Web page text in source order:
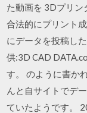
た動画を 3Dプリン
合法的にプリント
にデータを投稿し
供:3D CAD
す。 のように書か
んと自サイトでデ
ていたようです。